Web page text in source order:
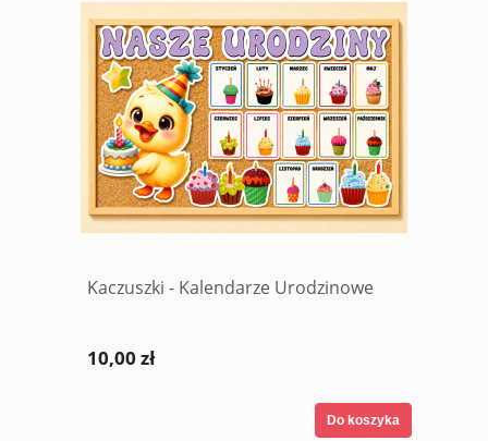
Kaczuszki - Kalendarze Urodzinowe
10,00 zł
Do koszyka